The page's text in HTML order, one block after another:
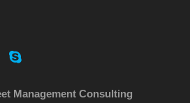
Management Consulting